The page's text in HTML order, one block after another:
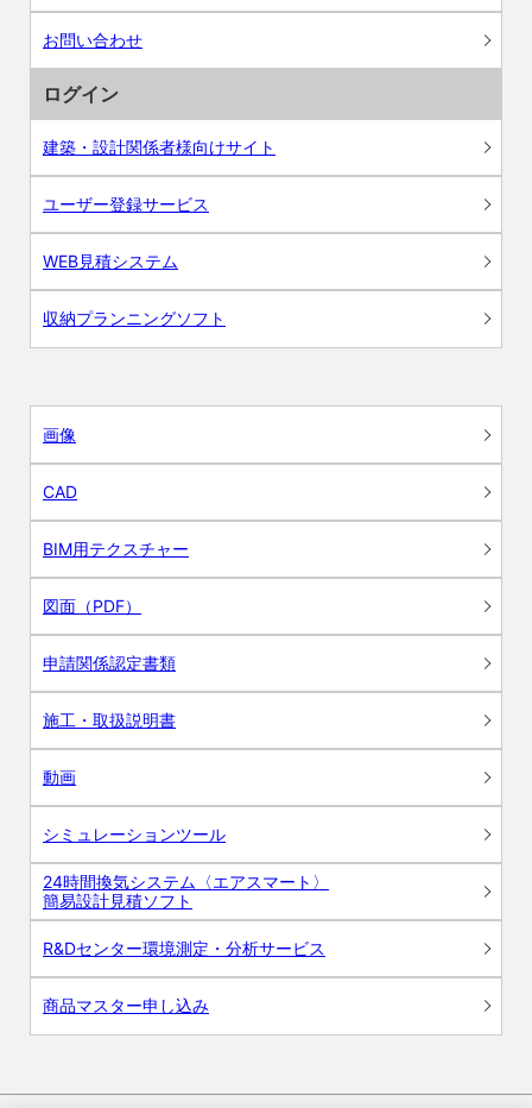
お問い合わせ
ログイン
建築・設計関係者様向けサイト
ユーザー登録サービス
WEB見積システム
収納プランニングソフト
画像
CAD
BIM用テクスチャー
図面（PDF）
申請関係認定書類
施工・取扱説明書
動画
シミュレーションツール
24時間換気システム〈エアスマート〉
簡易設計見積ソフト
R&Dセンター環境測定・分析サービス
商品マスター申し込み